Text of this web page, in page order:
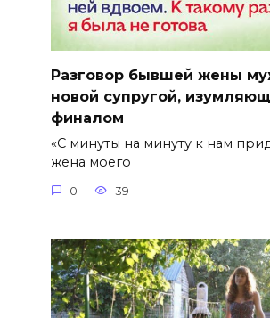
Разговор бывшей жены
новой супругой,
финалом
«С минуты на минуту к нам
жена моего
0 39